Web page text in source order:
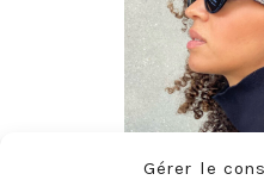
Gérer le